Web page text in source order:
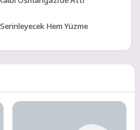
Hem Yüzme
güzelliklerine çevrilecek
Güreşçilerle Buluştu